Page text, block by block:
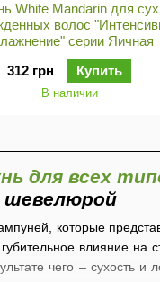
для всех
шевелюрой
которые
влияние на
чего – сухость
White Mandarin для
волос
серии Яичная
312 грн
Купить
В наличии